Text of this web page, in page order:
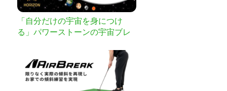
「自分だけの宇宙を身につけ
る」パワーストーンの宇宙ブレ